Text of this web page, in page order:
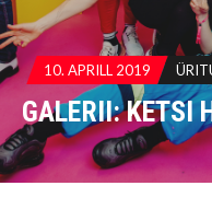
10. APRILL 2019
GALERII: KETSI